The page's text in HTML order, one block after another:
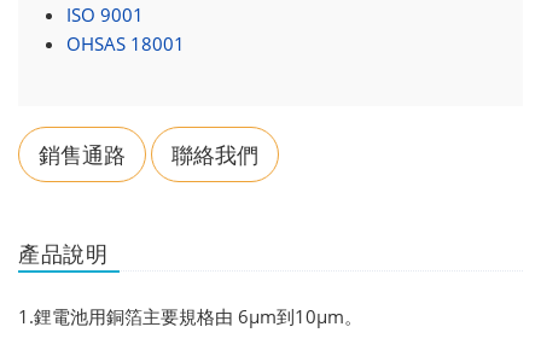
ISO 9001
OHSAS 18001
銷售通路 聯絡我們
產品說明
1.鋰電池用銅箔主要規格由 6μm到10μm。